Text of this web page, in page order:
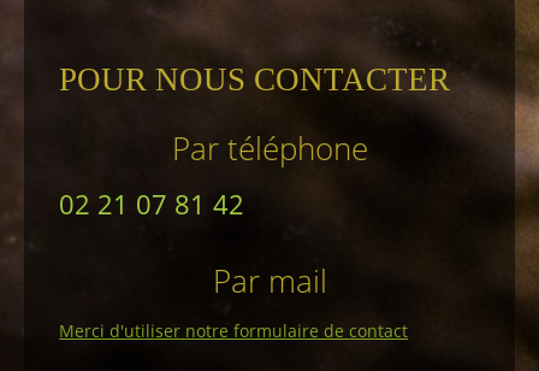
POUR NOUS CONTACTER
Par téléphone
02 21 07 81 42
Par mail
Merci d'utiliser notre formulaire de contact